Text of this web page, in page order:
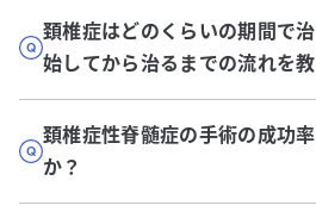
頚椎症はどのくらいの期間で
始してから治るまでの流れを教
頚椎症性脊髄症の手術の成功
か？